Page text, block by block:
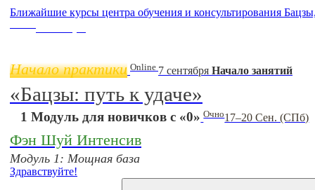
Ближайшие курсы центра обучения и консультирования
Начало практики Online 7 сентября Начало занятий
«Бацзы: путь к удаче»
1 Модуль для новичков с «0» Очно17–20 Сен. (СПб)
Фэн Шуй Интенсив
Модуль 1: Мощная база
Здравствуйте!